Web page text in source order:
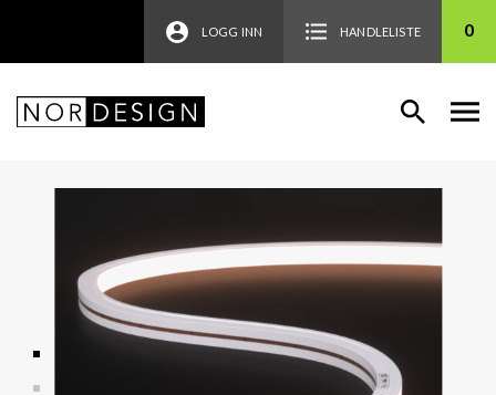
LOGG INN HANDLELISTE 0